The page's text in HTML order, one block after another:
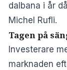
dalbana i år
Michel Rufli.
Tagen på
Investerare
marknaden